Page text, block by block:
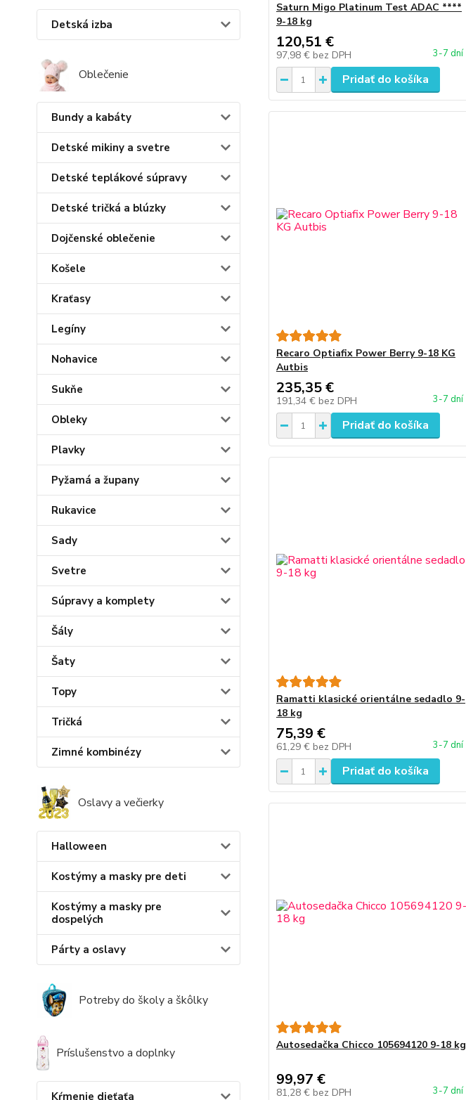
Detská izba
Oblečenie
Bundy a kabáty
Detské mikiny a svetre
Detské teplákové súpravy
Detské tričká a blúzky
Dojčenské oblečenie
Košele
Kraťasy
Legíny
Nohavice
Sukňe
Obleky
Plavky
Pyžamá a župany
Rukavice
Sady
Svetre
Súpravy a komplety
Šály
Šaty
Topy
Tričká
Zimné kombinézy
Oslavy a večierky
Halloween
Kostýmy a masky pre deti
Kostýmy a masky pre
dospelých
Párty a oslavy
Potreby do školy a škôlky
Príslušenstvo a doplnky
Kŕmenie dieťaťa
Saturn Migo Platinum Test ADAC ****
9-18 kg
120,51 €
97,98 € bez DPH 3-7 dní
Pridať do košíka
Recaro Optiafix Power Berry 9-18 KG
Autbis
235,35 €
191,34 € bez DPH 3-7 dní
Pridať do košíka
Ramatti klasické orientálne sedadlo 9-
18 kg
75,39 €
61,29 € bez DPH 3-7 dní
Pridať do košíka
Autosedačka Chicco 105694120 9-18 kg
99,97 €
81,28 € bez DPH 3-7 dní